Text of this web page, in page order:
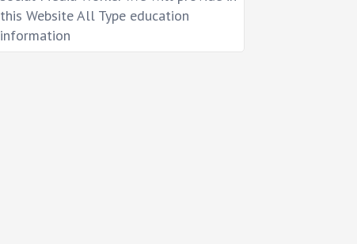
this Website All Type education
information